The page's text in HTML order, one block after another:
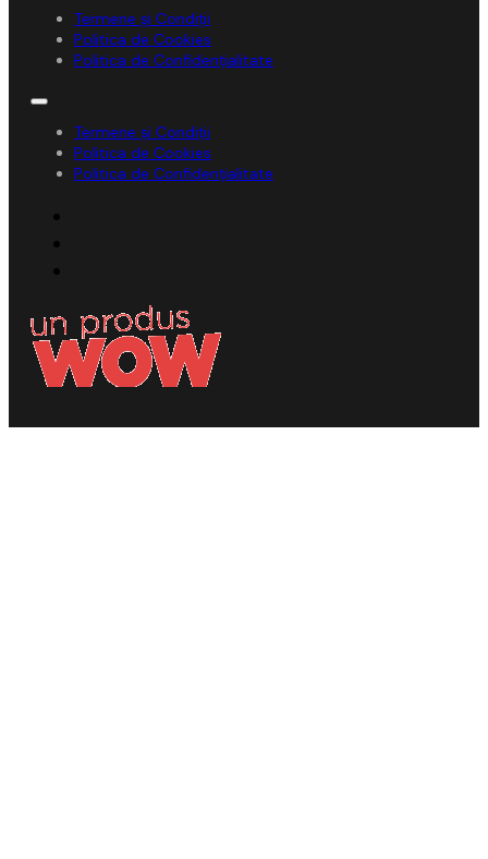
Termene și Condiții
Politica de Cookies
Politica de Confidențialitate
Termene și Condiții
Politica de Cookies
Politica de Confidențialitate